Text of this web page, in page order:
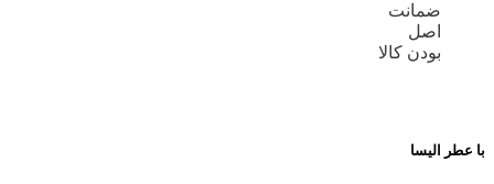
ضمانت
اصل
بودن کالا
با عطر الیسا